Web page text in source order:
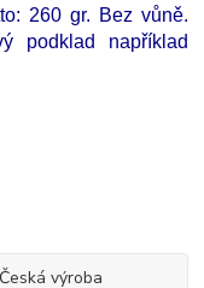
260 gr. Bez vůně.
podklad například
výroba